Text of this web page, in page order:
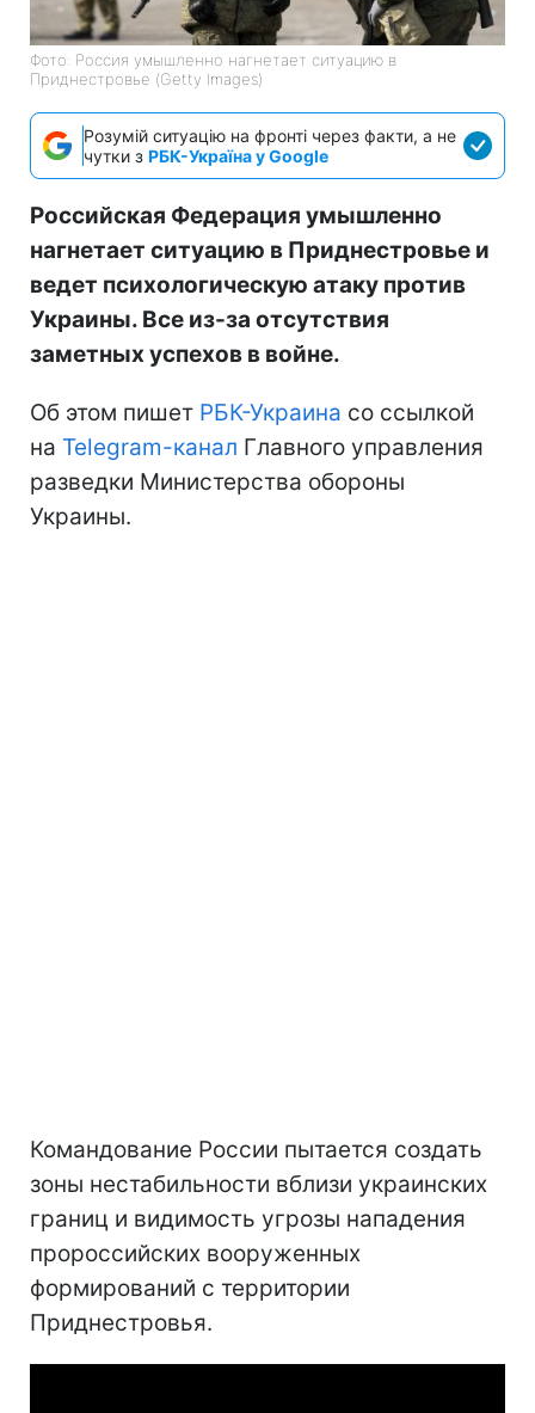
Фото: Россия умышленно нагнетает ситуацию в
Приднестровье (Getty Images)
Розумій ситуацію на фронті через факти, а не
чутки з РБК-Україна у Google
Российская Федерация умышленно
нагнетает ситуацию в Приднестровье и
ведет психологическую атаку против
Украины. Все из-за отсутствия
заметных успехов в войне.
Об этом пишет РБК-Украина со ссылкой
на Telegram-канал Главного управления
разведки Министерства обороны
Украины.
Командование России пытается создать
зоны нестабильности вблизи украинских
границ и видимость угрозы нападения
пророссийских вооруженных
формирований с территории
Приднестровья.